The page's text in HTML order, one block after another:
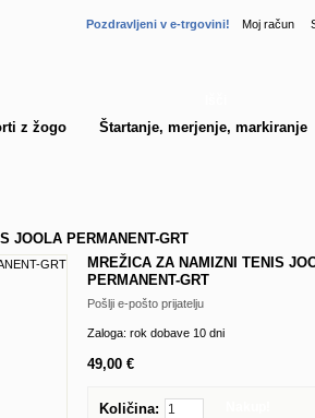
z žogo Štartanje, merjenje, markiranje
Pozdravljeni v e-trgovini! Moj račun
JOOLA PERMANENT-GRT
MREŽICA ZA NAMIZNI TENIS
PERMANENT-GRT
Pošlji e-pošto prijatelju
Zaloga: rok dobave 10 dni
49,00 €
Količina: